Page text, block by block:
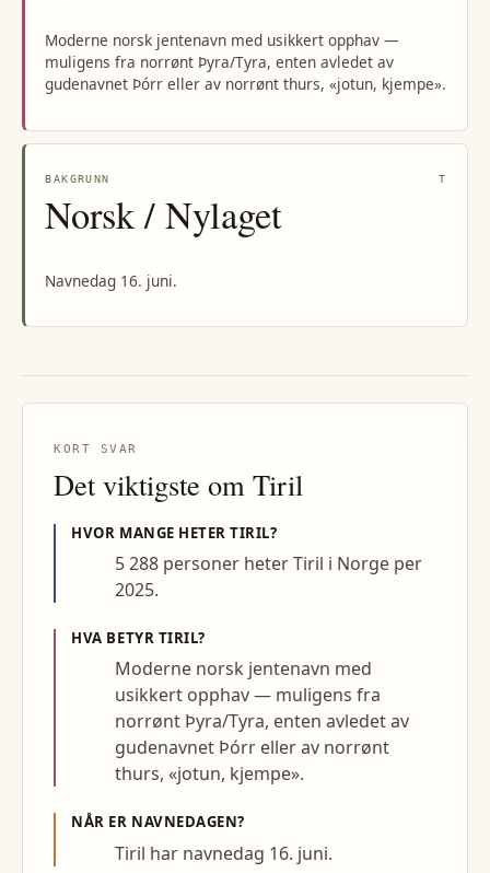
Moderne norsk jentenavn med usikkert opphav —
muligens fra norrønt Þyra/Tyra, enten avledet av
gudenavnet Þórr eller av norrønt thurs, «jotun, kjempe».
BAKGRUNN T
Norsk / Nylaget
Navnedag 16. juni.
KORT SVAR
Det viktigste om Tiril
HVOR MANGE HETERTIRIL?
5 288 personer heter Tiril i Norge per
2025.
HVA BETYR TIRIL?
Moderne norsk jentenavn med
usikkert opphav — muligens fra
norrønt Þyra/Tyra, enten avledet av
gudenavnet Þórr eller av norrønt
thurs, «jotun, kjempe».
NÅR ER NAVNEDAGEN?
Tiril har navnedag 16. juni.